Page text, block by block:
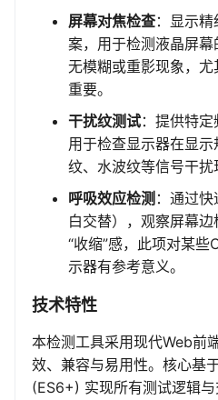
屏幕对焦检查：显示
案，用于检测液晶屏
无模糊或重影现象，
重要。
干扰纹测试：提供特定
用于检查显示器在显
纹、水波纹等信号干扰
呼吸效应检测 ：通过
白交替），观察屏幕
“收缩”感，此项对某
示器有参考意义。
技术特性
本检测工具采用现代Web前
效、兼容与易用性。核心基
(ES6+) 实现所有测试逻辑